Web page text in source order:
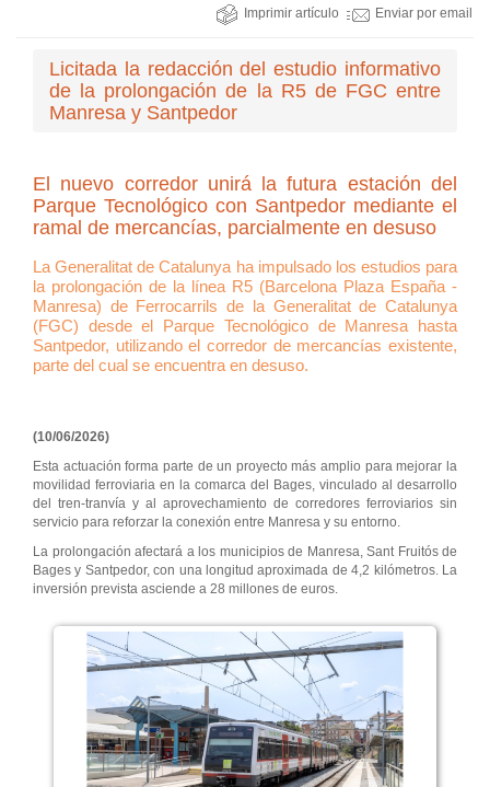
Imprimir artículo Enviar por email
Licitada la redacción del estudio informativo
de la prolongación de la R5 de FGC entre
Manresa y Santpedor
El nuevo corredor unirá la futura estación del
Parque Tecnológico con Santpedor mediante el
ramal de mercancías, parcialmente en desuso
La Generalitat de Catalunya ha impulsado los estudios para
la prolongación de la línea R5 (Barcelona Plaza España -
Manresa) de Ferrocarrils de la Generalitat de Catalunya
(FGC) desde el Parque Tecnológico de Manresa hasta
Santpedor, utilizando el corredor de mercancías existente,
parte del cual se encuentra en desuso.
(10/06/2026)
Esta actuación forma parte de un proyecto más amplio para mejorar la
movilidad ferroviaria en la comarca del Bages, vinculado al desarrollo
del tren-tranvía y al aprovechamiento de corredores ferroviarios sin
servicio para reforzar la conexión entre Manresa y su entorno.
La prolongación afectará a los municipios de Manresa, Sant Fruitós de
Bages y Santpedor, con una longitud aproximada de 4,2 kilómetros. La
inversión prevista asciende a 28 millones de euros.